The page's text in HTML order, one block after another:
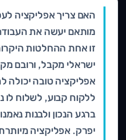
האם צריך אפליקציה
מותאם יעשה את
זו אחת ההחלטות
ישראלי מקבל, ורובם
אפליקציה טובה יכולה
ללקוח קבוע, לשלוח לו
ברגע הנכון ולבנות
יפרק. אפליקציה